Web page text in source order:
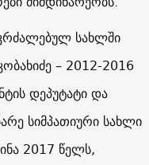
სახლში
– 2012-2016
დეპუტატი და
სიმპათიური სახლი
2017 წელს,